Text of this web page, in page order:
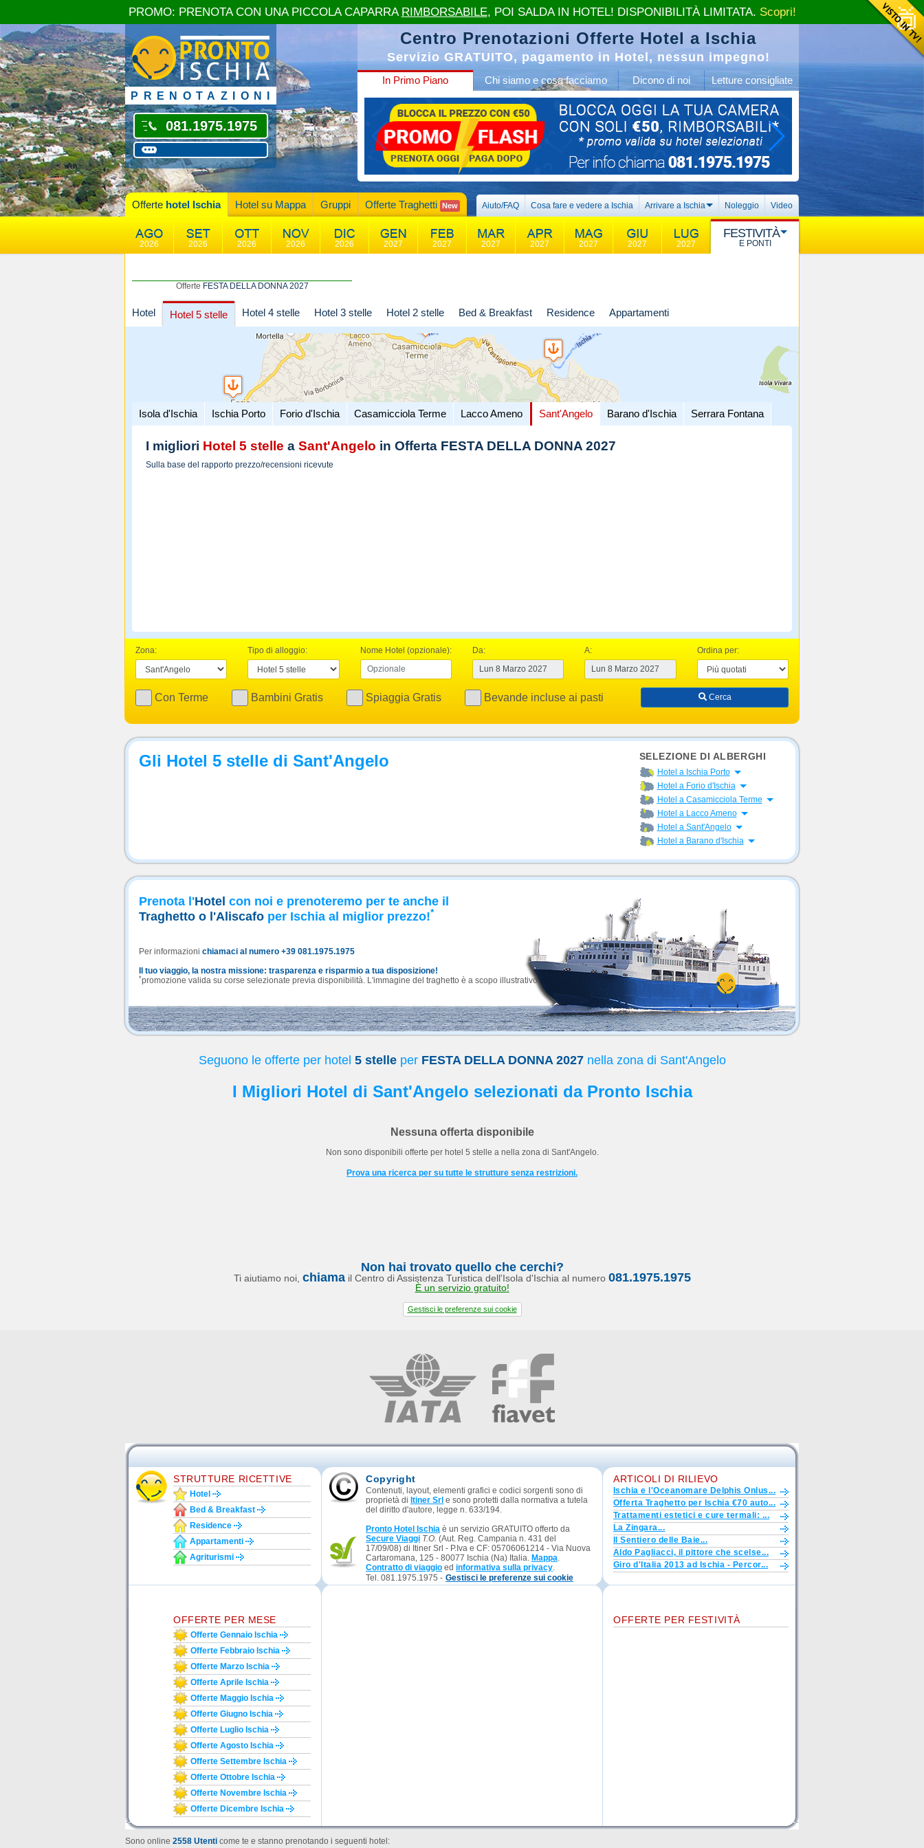
PRENOTAZIONI
081.1975.1975
Centro Prenotazioni Offerte Hotel a Ischia
Servizio GRATUITO, pagamento in Hotel, nessun impegno!
In Primo Piano Chi siamo e cosa facciamo Dicono di noi Letture consigliate
Offerte hotel Ischia Hotel su Mappa Gruppi Offerte Traghetti New Aiuto/FAQ Cosa fare e vedere a Ischia Arrivare a Ischia Noleggio Video
2026 2026 2026 2026 2026 2027 2027 2027 2027 2027 2027 2027
FESTIVITÀ
E PONTI
Offerte FESTA DELLA DONNA 2027
Hotel Hotel 5 stelle Hotel 4 stelle Hotel 3 stelle Hotel 2 stelle Bed & Breakfast Residence Appartamenti
Isola d'Ischia Ischia Porto Forio d'Ischia Casamicciola Terme Lacco Ameno Sant'Angelo Barano d'Ischia Serrara Fontana
I migliori Hotel 5 stelle a Sant'Angelo in Offerta FESTA DELLA DONNA 2027
Sulla base del rapporto prezzo/recensioni ricevute
Zona: Tipo di alloggio: Nome Hotel (opzionale): Da: A: Ordina per:
Con Terme Bambini Gratis Spiaggia Gratis Bevande incluse ai pasti Cerca
Gli Hotel 5 stelle di Sant'Angelo SELEZIONE DI ALBERGHI
Hotel a Ischia Porto Apri menu
Hotel a Forio d'Ischia Apri menu
Hotel a Casamicciola Terme Apri menu
Hotel a Lacco Ameno Apri menu
Hotel a Sant'Angelo Apri menu
Hotel a Barano d'Ischia Apri menu
Prenota l'Hotel con noi e prenoteremo per te anche il
Traghetto o l'Aliscafo per Ischia al miglior prezzo!*
Per informazioni chiamaci al numero +39 081.1975.1975
Il tuo viaggio, la nostra missione: trasparenza e risparmio a tua disposizione!
*promozione valida su corse selezionate previa disponibilità. L'immagine del traghetto è a scopo illustrativo.
Seguono le offerte per hotel 5 stelleper FESTA DELLA DONNA 2027nella zona di Sant'Angelo
I Migliori Hotel di Sant'Angelo selezionati da Pronto Ischia
Nessuna offerta disponibile
Non sono disponibili offerte per hotel 5 stelle a nella zona di Sant'Angelo.
Prova una ricerca per su tutte le strutture senza restrizioni.
Non hai trovato quello che cerchi?
Ti aiutiamo noi, chiamail Centro di Assistenza Turistica dell'Isola d'Ischia al numero 081.1975.1975
È un servizio gratuito!
Gestisci le preferenze sui cookie
STRUTTURE RICETTIVE
Hotel
Bed & Breakfast
Residence
Appartamenti
Agriturismi
Copyright
Contenuti, layout, elementi grafici e codici sorgenti sono di
proprietà di Itiner Srl e sono protetti dalla normativa a tutela
del diritto d'autore, legge n. 633/194.
Pronto Hotel Ischia è un servizio GRATUITO offerto da
Secure Viaggi T.O. (Aut. Reg. Campania n. 431 del
17/09/08) di Itiner Srl - P.Iva e CF: 05706061214 - Via Nuova
Cartaromana, 125 - 80077 Ischia (Na) Italia. Mappa.
Contratto di viaggio ed informativa sulla privacy.
Tel. 081.1975.1975 - Gestisci le preferenze sui cookie
ARTICOLI DI RILIEVO
Ischia e l'Oceanomare Delphis Onlus...
Offerta Traghetto per Ischia €70 auto...
Trattamenti estetici e cure termali: ...
La Zingara...
Il Sentiero delle Baie...
Aldo Pagliacci, il pittore che scelse...
Giro d'Italia 2013 ad Ischia - Percor...
OFFERTE PER MESE
Offerte Gennaio Ischia
Offerte Febbraio Ischia
Offerte Marzo Ischia
Offerte Aprile Ischia
Offerte Maggio Ischia
Offerte Giugno Ischia
Offerte Luglio Ischia
Offerte Agosto Ischia
Offerte Settembre Ischia
Offerte Ottobre Ischia
Offerte Novembre Ischia
Offerte Dicembre Ischia
OFFERTE PER FESTIVITÀ
Sono online 2558 Utenti come te e stanno prenotando i seguenti hotel:
PROMO: PRENOTA CON UNA PICCOLA CAPARRA RIMBORSABILE, POI SALDA IN HOTEL! DISPONIBILITÀ LIMITATA. Scopri!